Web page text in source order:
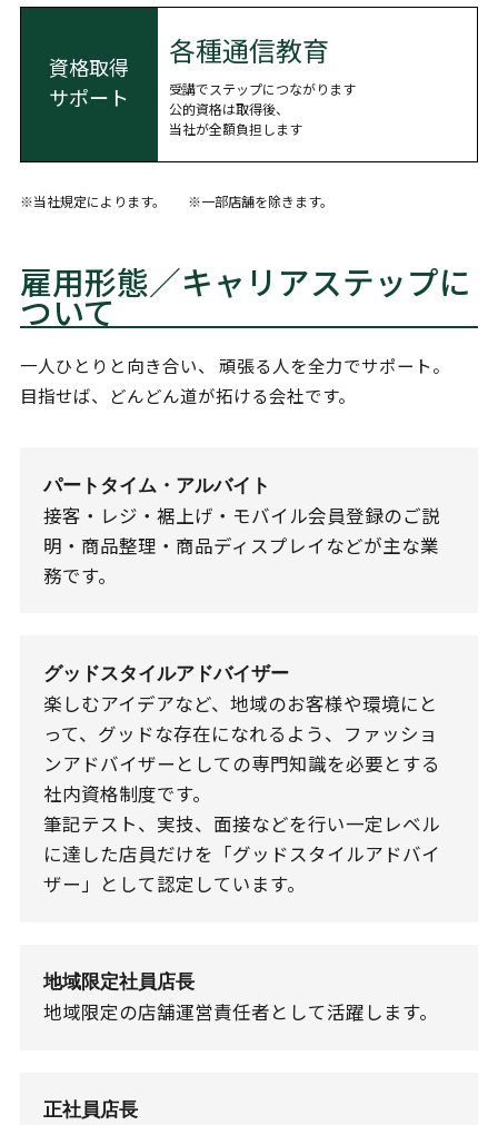
資格取得
サポート
各種通信教育
受講でステップにつながります
公的資格は取得後、
当社が全額負担します
※当社規定によります。 ※一部店舗を除きます。
雇用形態／キャリアステップに
ついて
一人ひとりと向き合い、 頑張る人を全力でサポート。
目指せば、どんどん道が拓ける会社です。
パートタイム・アルバイト
接客・レジ・裾上げ・モバイル会員登録のご説
明・商品整理・商品ディスプレイなどが主な業
務です。
グッドスタイルアドバイザー
楽しむアイデアなど、地域のお客様や環境にと
って、グッドな存在になれるよう、ファッショ
ンアドバイザーとしての専門知識を必要とする
社内資格制度です。
筆記テスト、実技、面接などを行い一定レベル
に達した店員だけを「グッドスタイルアドバイ
ザー」として認定しています。
地域限定社員店長
地域限定の店舗運営責任者として活躍します。
正社員店長